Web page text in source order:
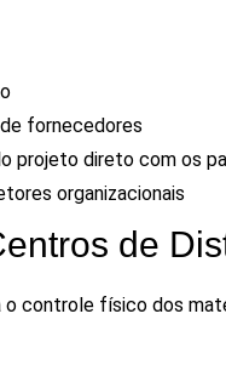
fornecedores
projeto direto com os
organizacionais
de
o controle físico dos